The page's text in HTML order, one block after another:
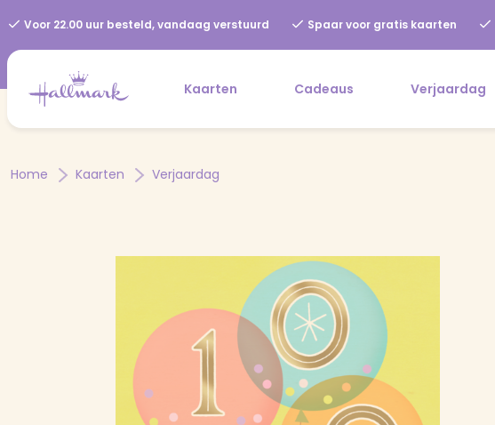
Voor 22.00 uur besteld, vandaag verstuurd Spaar voor gratis kaarten
Kaarten Cadeaus Verjaardag
Home Kaarten Verjaardag